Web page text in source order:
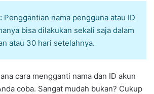
Penggantian nama pengguna atau ID
bisa dilakukan sekali saja dalam
atau 30 hari setelahnya.
cara mengganti nama dan ID akun
coba. Sangat mudah bukan? Cukup